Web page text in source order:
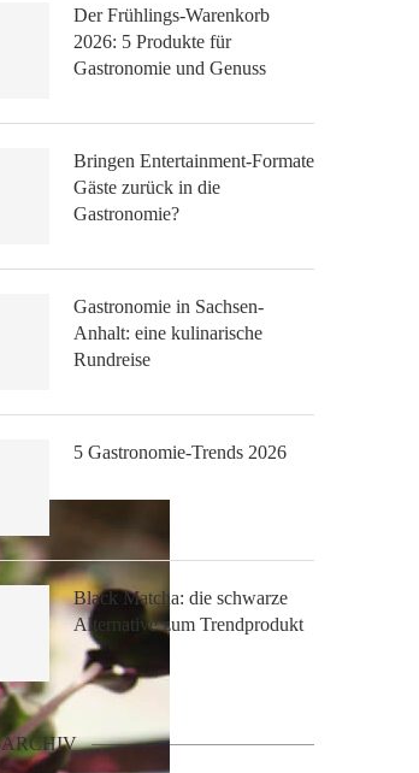
Der Frühlings-Warenkorb
2026: 5 Produkte für
Gastronomie und Genuss
Bringen Entertainment-Formate
Gäste zurück in die
Gastronomie?
Gastronomie in Sachsen-
Anhalt: eine kulinarische
Rundreise
5 Gastronomie-Trends 2026
Black Matcha: die schwarze
Alternative zum Trendprodukt